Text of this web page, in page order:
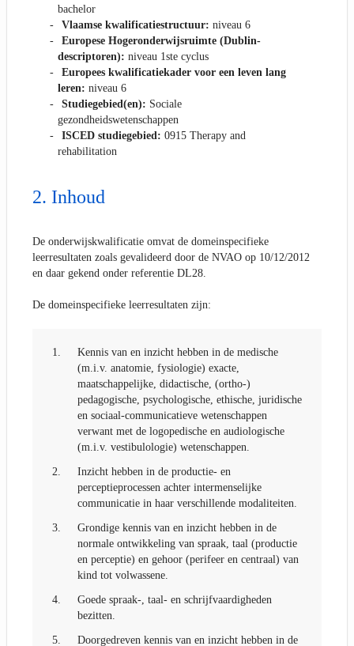
bachelor
Vlaamse kwalificatiestructuur: niveau 6
Europese Hogeronderwijsruimte (Dublin-
descriptoren): niveau 1ste cyclus
Europees kwalificatiekader voor een leven lang
leren: niveau 6
Studiegebied(en): Sociale
gezondheidswetenschappen
ISCED studiegebied: 0915 Therapy and
rehabilitation
Inhoud
De onderwijskwalificatie omvat de domeinspecifieke
leerresultaten zoals gevalideerd door de NVAO op 10/12/2012
en daar gekend onder referentie DL28.
De domeinspecifieke leerresultaten zijn:
1.
Kennis van en inzicht hebben in de medische
(m.i.v. anatomie, fysiologie) exacte,
maatschappelijke, didactische, (ortho-)
pedagogische, psychologische, ethische, juridische
en sociaal-communicatieve wetenschappen
verwant met de logopedische en audiologische
(m.i.v. vestibulologie) wetenschappen.
2.
Inzicht hebben in de productie- en
perceptieprocessen achter intermenselijke
communicatie in haar verschillende modaliteiten.
3.
Grondige kennis van en inzicht hebben in de
normale ontwikkeling van spraak, taal (productie
en perceptie) en gehoor (perifeer en centraal) van
kind tot volwassene.
4.
Goede spraak-, taal- en schrijfvaardigheden
bezitten.
5.
Doorgedreven kennis van en inzicht hebben in de